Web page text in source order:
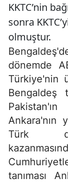
KKTC’nin
sonra
olmuştur.
dönemde
Türkiye'nin
Bengaldeş
Ankara'nın
Türk
tanıması